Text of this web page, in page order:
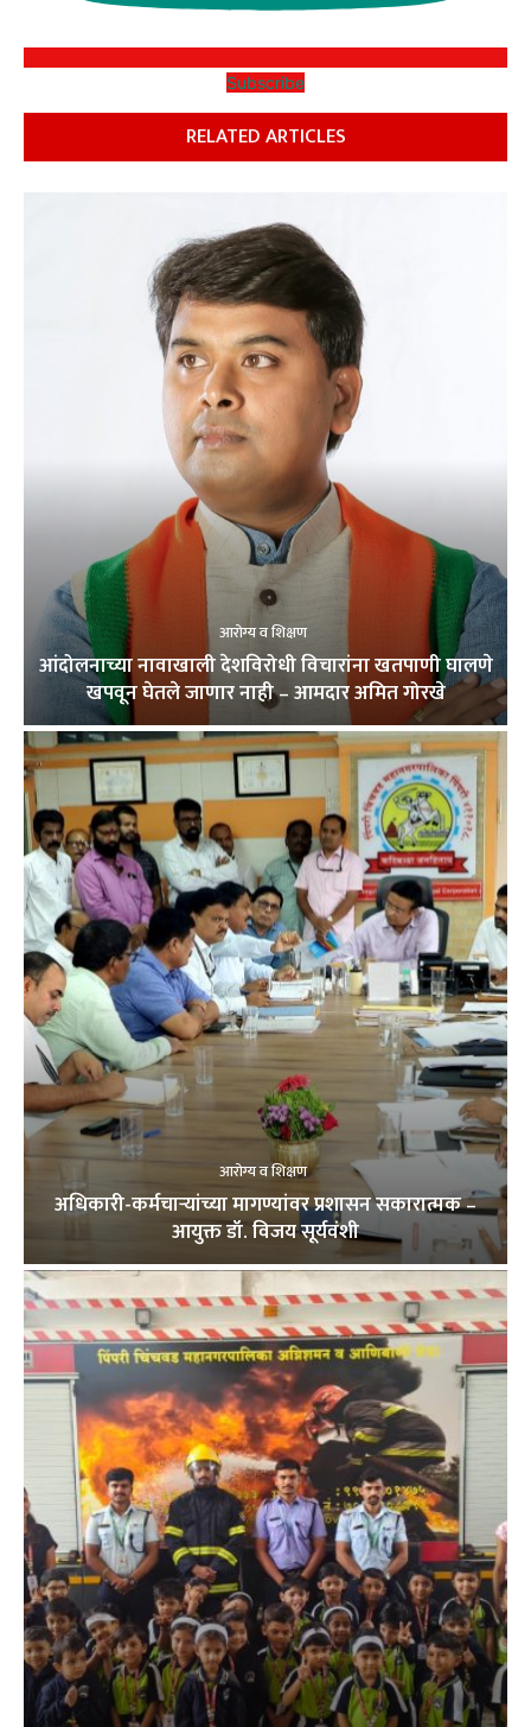
Subscribe
RELATED ARTICLES
आरोग्य व शिक्षण
आंदोलनाच्या नावाखाली देशविरोधी विचारांना खतपाणी घालणे
खपवून घेतले जाणार नाही – आमदार अमित गोरखे
आरोग्य व शिक्षण
अधिकारी-कर्मचाऱ्यांच्या मागण्यांवर प्रशासन सकारात्मक –
आयुक्त डॉ. विजय सूर्यवंशी